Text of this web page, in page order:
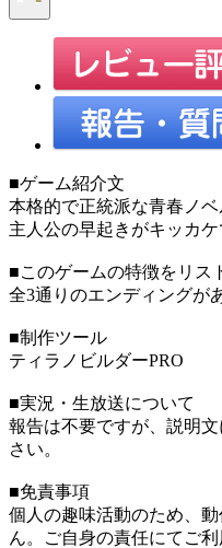
■ゲーム紹介文
本格的で正統派な青春ノベ
主人公の早起きがキッカケ
■このゲームの特徴をリス
全3通りのエンディングが
■制作ツール
ティラノビルダーPRO
■実況・生放送について
報告は不要ですが、説明
さい。
■免責事項
個人の趣味活動のため、
ん。ご自身の責任にてご利